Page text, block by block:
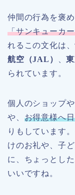
仲間の行為を褒
「サンキューカ
れるこの文化は、
航空（JAL）
、
られています。
個人のショップ
や、 お得意様へ
りもしています
けのお礼や、子
に、ちょっとし
いいですね。